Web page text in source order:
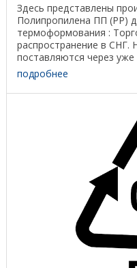
Здесь представлены
Полипропилена ПП (PP)
термоформования :
распространение в СНГ.
поставляются через
дистрибьюторские сети. ...
подробнее